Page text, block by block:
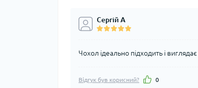
Сергій А
Чохол ідеально підходить і
Відгук був корисний? 0